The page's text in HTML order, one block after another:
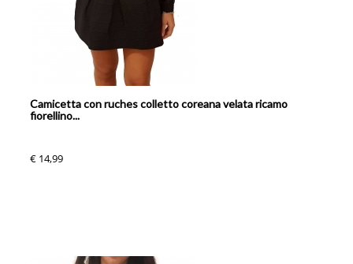
Camicetta con ruches colletto coreana velata ricamo
fiorellino...
€ 14,99